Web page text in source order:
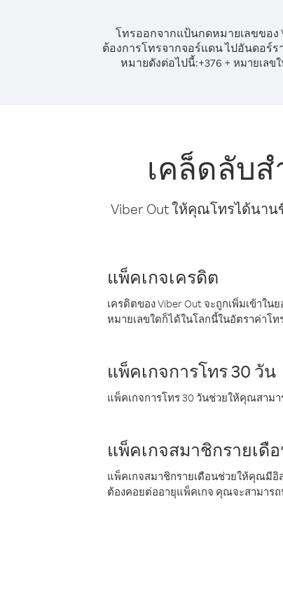
โทรออกจากแป้นกดหมายเลขของ
ต้องการโทรจากจอร์แดน ไปอันดอร์ร
หมายดังต่อไปนี้:+376 + หมายเลข
เคล็ดลับ
Viber Out ให้คุณโทรได้นา
แพ็คเกจเครดิต
เครดิตของ Viber Out จะถูกเพิ่มเข้าใ
หมายเลขใดก็ได้ในโลกนี้ในอัตราค่าโท
แพ็คเกจการโทร 30 วัน
แพ็คเกจการโทร 30 วันช่วยให้คุณสาม
แพ็คเกจสมาชิกรายเดื
แพ็คเกจสมาชิกรายเดือนช่วยให้คุณมีอิ
ต้องคอยต่ออายุแพ็คเกจ คุณจะสามาร